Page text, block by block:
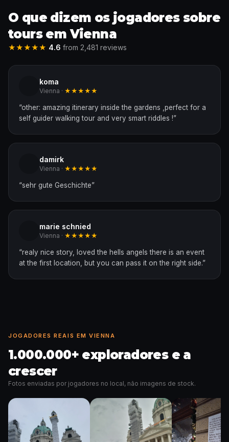
O que dizem os jogadores sobre
tours em Vienna
★★★★★ 4.6 from 2,481 reviews
koma
Vienna · ★★★★★
“other: amazing itinerary inside the gardens ,perfect for a
self guider walking tour and very smart riddles !”
damirk
Vienna · ★★★★★
“sehr gute Geschichte”
marie schnied
Vienna · ★★★★★
“realy nice story, loved the hells angels there is an event
at the first location, but you can pass it on the right side.”
JOGADORES REAIS EM VIENNA
1.000.000+ exploradores e a
crescer
Fotos enviadas por jogadores no local, não imagens de stock.